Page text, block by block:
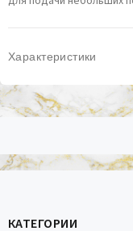
Характеристики
КАТЕГОРИИ